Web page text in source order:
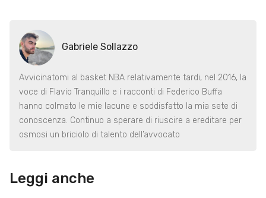
Gabriele Sollazzo
Avvicinatomi al basket NBA relativamente tardi, nel 2016, la
voce di Flavio Tranquillo e i racconti di Federico Buffa
hanno colmato le mie lacune e soddisfatto la mia sete di
conoscenza. Continuo a sperare di riuscire a ereditare per
osmosi un briciolo di talento dell’avvocato
Leggi anche